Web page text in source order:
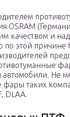
OSRAM
качеством и
по этой причине
автомобили. Не
фары таких
DLAA.